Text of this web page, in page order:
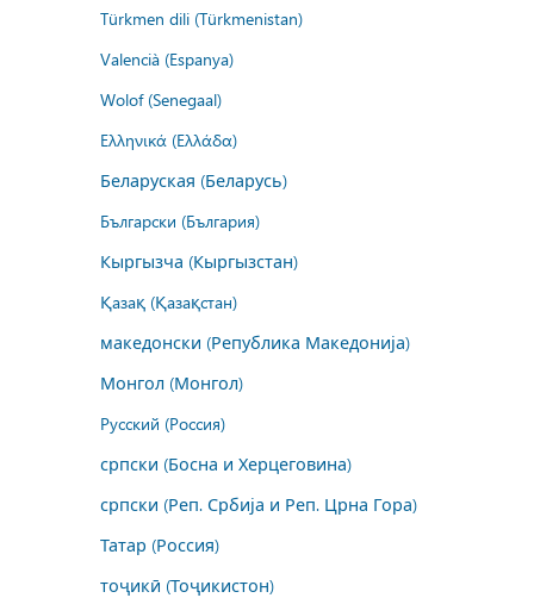
Türkmen dili (Türkmenistan)
Valencià (Espanya)
Wolof (Senegaal)
Ελληνικά (Ελλάδα)
Беларуская (Беларусь)
Български (България)
Кыргызча (Кыргызстан)
Қазақ (Қазақстан)
македонски (Република Македонија)
Монгол (Монгол)
Русский (Россия)
српски (Босна и Херцеговина)
српски (Реп. Србија и Реп. Црна Гора)
Татар (Россия)
тоҷикӣ (Тоҷикистон)